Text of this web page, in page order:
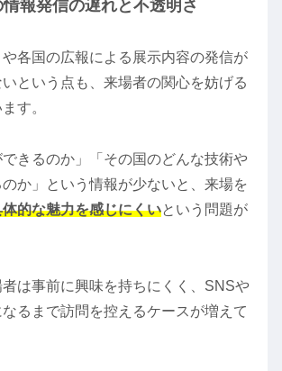
報発信の遅れと不透明さ
各国の広報による展示内容の発信が
という点も、来場者の関心を妨げる
す。
できるのか」「その国のどんな技術や
か」という情報が少ないと、来場を
体的な魅力を感じにくいという問題が
は事前に興味を持ちにくく、SNSや
るまで訪問を控えるケースが増えて